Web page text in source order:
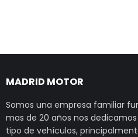
MADRID MOTOR
Somos una empresa familiar
mas de 20 años nos
tipo de vehículos,